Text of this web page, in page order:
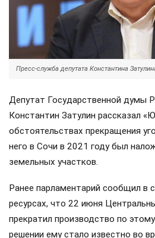
Пресс-служба депутата Константина
Депутат Государственной думы
Константин Затулин рассказал
обстоятельствах прекращения
него в Сочи в 2021 году был
земельных участков.
Ранее парламентарий сообщил в
ресурсах, что 22 июня
прекратил производство по
решении ему стало известно во